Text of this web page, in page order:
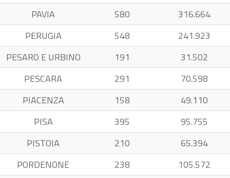
PAVIA
580
316.664
PERUGIA
548
241.923
PESARO E URBINO
191
31.502
PESCARA
291
70.598
PIACENZA
158
49.110
PISA
395
95.755
PISTOIA
210
65.394
PORDENONE
238
105.572